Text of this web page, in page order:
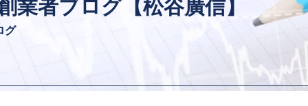
業者ブログ【松谷廣信】
グ